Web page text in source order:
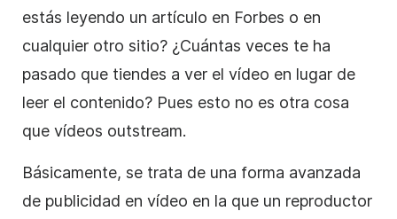
estás leyendo un artículo en Forbes o en
cualquier otro sitio? ¿Cuántas veces te ha
pasado que tiendes a ver el vídeo en lugar de
leer el contenido? Pues esto no es otra cosa
que vídeos outstream.
Básicamente, se trata de una forma avanzada
de publicidad en vídeo en la que un reproductor